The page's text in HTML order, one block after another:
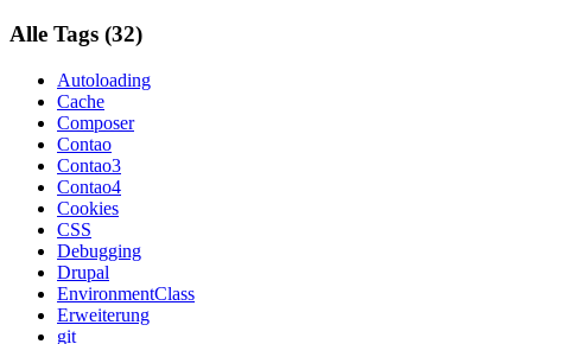
Alle Tags (32)
Autoloading
Cache
Composer
Contao
Contao3
Contao4
Cookies
CSS
Debugging
Drupal
EnvironmentClass
Erweiterung
git